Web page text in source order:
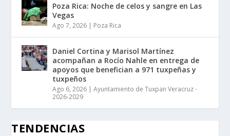
Poza Rica: Noche de celos y sangre en Las
Vegas
Ago 7, 2026 | Poza Rica
Daniel Cortina y Marisol Martínez
acompañan a Rocío Nahle en entrega de
apoyos que benefician a 971 tuxpeñas y
tuxpeños
Ago 6, 2026 |Ayuntamiento de Tuxpan Veracruz -
2026-2029
TENDENCIAS